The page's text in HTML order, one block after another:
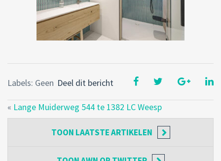
Deel dit bericht
Labels: Geen
« Lange Muiderweg 544 te 1382 LC Weesp
TOON LAATSTE ARTIKELEN